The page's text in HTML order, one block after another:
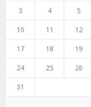
3 4 5
10 11 12
17 18 19
24 25 26
31